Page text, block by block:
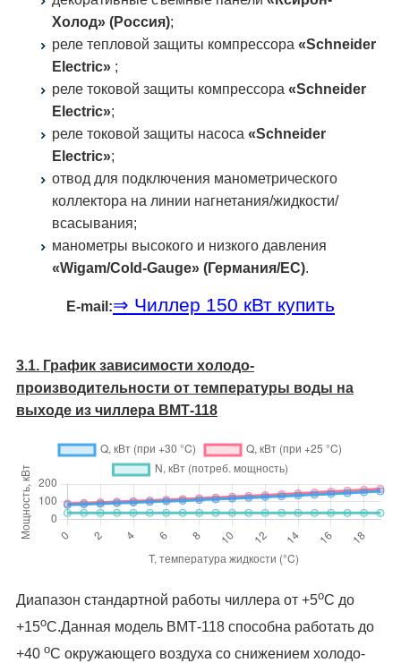
Холод» (Россия);
реле тепловой защиты компрессора «Schneider
Electric» ;
реле токовой защиты компрессора «Schneider
Electric»;
реле токовой защиты насоса «Schneider
Electric»;
отвод для подключения манометрического
коллектора на линии нагнетания/жидкости/
всасывания;
манометры высокого и низкого давления
«Wigam/Cold-Gauge» (Германия/ЕС).
E-mail:⇒ Чиллер 150 кВт купить
3.1. График зависимости холодо­
производительности от температуры воды на
выходе из чиллера ВМТ-118
Диапазон стандартной работы чиллера от +5оC до
+15оC.Данная модель ВМТ-118 способна работать до
+40 оC окружающего воздуха со снижением холодо­